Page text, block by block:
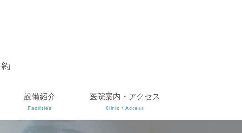
設備紹介
Facilities
医院案内・アクセス
Clinic / Access